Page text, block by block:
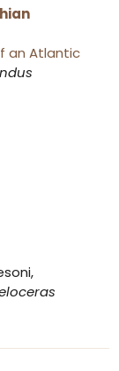
an Atlantic